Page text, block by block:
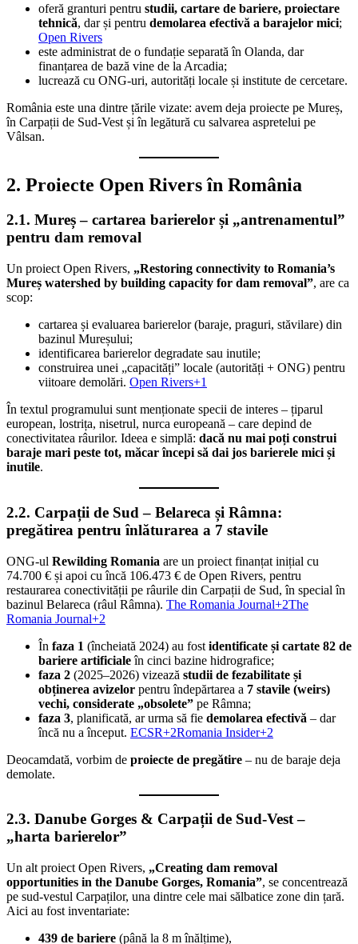
oferă granturi pentru studii, cartare de bariere, proiectare
tehnică, dar și pentru demolarea efectivă a barajelor mici;
Open Rivers
este administrat de o fundație separată în Olanda, dar
finanțarea de bază vine de la Arcadia;
lucrează cu ONG-uri, autorități locale și institute de cercetare.
România este una dintre țările vizate: avem deja proiecte pe Mureș,
în Carpații de Sud-Vest și în legătură cu salvarea aspretelui pe
Vâlsan.
2. Proiecte Open Rivers în România
2.1. Mureș – cartarea barierelor și „antrenamentul”
pentru dam removal
Un proiect Open Rivers, „Restoring connectivity to Romania’s
Mureș watershed by building capacity for dam removal”, are ca
scop:
cartarea și evaluarea barierelor (baraje, praguri, stăvilare) din
bazinul Mureșului;
identificarea barierelor degradate sau inutile;
construirea unei „capacități” locale (autorități + ONG) pentru
viitoare demolări. Open Rivers+1
În textul programului sunt menționate specii de interes – țiparul
european, lostrița, nisetrul, nurca europeană – care depind de
conectivitatea râurilor. Ideea e simplă: dacă nu mai poți construi
baraje mari peste tot, măcar începi să dai jos barierele mici și
inutile.
2.2. Carpații de Sud – Belareca și Râmna:
pregătirea pentru înlăturarea a 7 stavile
ONG-ul Rewilding Romania are un proiect finanțat inițial cu
74.700 € și apoi cu încă 106.473 € de Open Rivers, pentru
restaurarea conectivității pe râurile din Carpații de Sud, în special în
bazinul Belareca (râul Râmna). The Romania Journal+2The
Romania Journal+2
În faza 1 (încheiată 2024) au fost identificate și cartate 82 de
bariere artificialeîn cinci bazine hidrografice;
faza 2 (2025–2026) vizează studii de fezabilitate și
obținerea avizelor pentru îndepărtarea a 7 stavile (weirs)
vechi, considerate „obsolete” pe Râmna;
faza 3, planificată, ar urma să fie demolarea efectivă – dar
încă nu a început. ECSR+2Romania Insider+2
Deocamdată, vorbim de proiecte de pregătire – nu de baraje deja
demolate.
2.3. Danube Gorges & Carpații de Sud-Vest –
„harta barierelor”
Un alt proiect Open Rivers, „Creating dam removal
opportunities in the Danube Gorges, Romania”, se concentrează
pe sud-vestul Carpaților, una dintre cele mai sălbatice zone din țară.
Aici au fost inventariate:
439 de bariere (până la 8 m înălțime),